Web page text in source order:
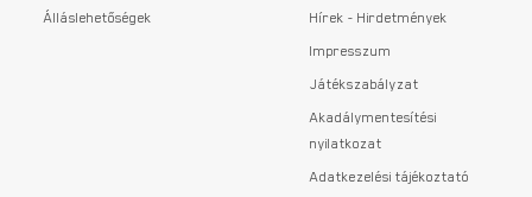
Álláslehetőségek
Hírek - Hirdetmények
Impresszum
Játékszabályzat
Akadálymentesítési
nyilatkozat
Adatkezelési tájékoztató